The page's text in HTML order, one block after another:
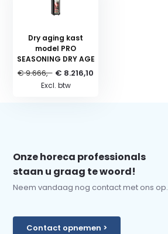
Dry aging kast
model PRO
SEASONING DRY AGE
€ 9.666,- € 8.216,10
Excl. btw
Onze horeca professionals
staan u graag te woord!
Neem vandaag nog contact met ons op.
Contact opnemen >